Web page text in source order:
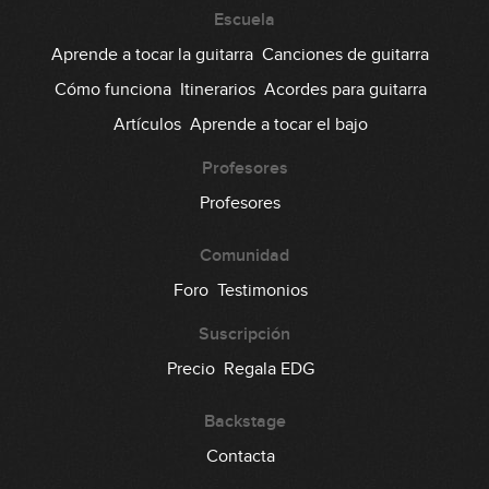
chords (semicorcheas)
08:50
Acordes con cejilla mayores
desde la sexta cuerda
Acordes con cejilla menores
desde la sexta cuerda
Acordes B y Bm
quinta cuerda
Escuela
Aprende a tocar la guitarra Canciones de guitarra
Cómo funciona Itinerarios Acordes para guitarra
Artículos Aprende a tocar el bajo
Profesores
Profesores
Comunidad
Foro Testimonios
Suscripción
Precio Regala EDG
Backstage
Contacta